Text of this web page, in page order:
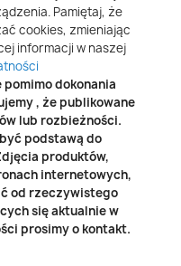
Pamiętaj, że
cookies, zmieniając
informacji w naszej
dokonania
, że publikowane
lub rozbieżności.
podstawą do
produktów,
internetowych,
od rzeczywistego
się aktualnie w
prosimy o kontakt.